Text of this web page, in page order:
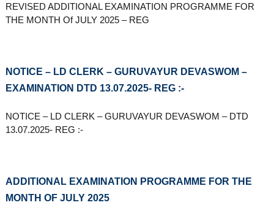
REVISED ADDITIONAL EXAMINATION PROGRAMME FOR
THE MONTH Of JULY 2025 – REG
NOTICE – LD CLERK – GURUVAYUR DEVASWOM –
EXAMINATION DTD 13.07.2025- REG :-
NOTICE – LD CLERK – GURUVAYUR DEVASWOM – DTD
13.07.2025- REG :-
ADDITIONAL EXAMINATION PROGRAMME FOR THE
MONTH OF JULY 2025